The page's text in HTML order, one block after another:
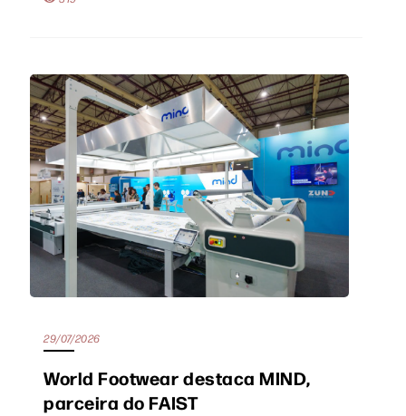
29/07/2026
World Footwear destaca MIND,
parceira do FAIST